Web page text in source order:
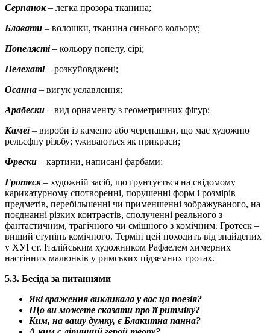
Серпанок– легка прозора тканина;
Блавати – волошки, тканина синього кольору;
Попелясті– кольору попелу, сірі;
Пелехаті– розкуйовджені;
Осанна – вигук уславлення;
Арабески – вид орнаменту з геометричних фігур;
Камеї– вироби із каменю або черепашки, що має художню
рельєфну різьбу; уживаються як прикраси;
Фрески – картини, написані фарбами;
Гротеск– художній засіб, що ґрунтується на свідомому
карикатурному спотворенні, порушенні форм і розмірів
предметів, перебільшенні чи применшенні зображуваного, на
поєднанні різких контрастів, сполученні реального з
фантастичним, трагічного чи смішного з комічним. Гротеск –
вищий ступінь комічного. Термін цей походить від знайдених
у ХУІ ст. Італійським художником Рафаелем химерних
настінних малюнків у римських підземних гротах.
5.3. Бесіда за питаннями
Які враження викликала у вас ця поезія?
Що ви можете сказати про її ритміку?
Ким, на вашу думку, є Блакитна панна?